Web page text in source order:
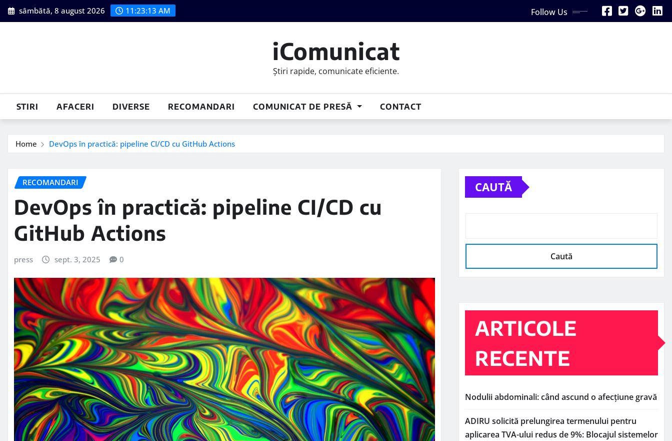
Skip
to
sâmbătă, 8 august 2026 11:23:14 AM Follow Us
iComunicat
Știri rapide, comunicate eficiente.
STIRI AFACERI DIVERSE RECOMANDARI COMUNICAT DE PRESĂ CONTACT
Home DevOps în practică: pipeline CI/CD cu GitHub Actions
RECOMANDARI
DevOps în practică: pipeline CI/CD cu
GitHub Actions
press sept. 3, 2025 0
CAUTĂ
Caută
ARTICOLE
RECENTE
Nodulii abdominali: când ascund o afecțiune gravă
ADIRU solicită prelungirea termenului pentru
aplicarea TVA-ului redus de 9%: Blocajul sistemelor